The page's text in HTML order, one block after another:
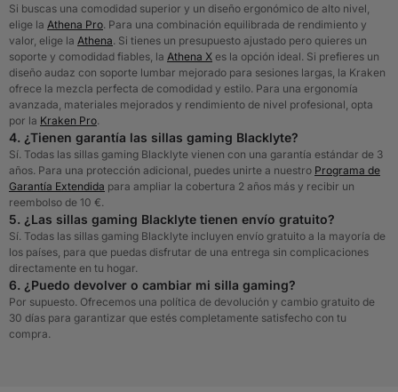
Si buscas una comodidad superior y un diseño ergonómico de alto nivel,
elige la Athena Pro. Para una combinación equilibrada de rendimiento y
valor, elige la Athena. Si tienes un presupuesto ajustado pero quieres un
soporte y comodidad fiables, la Athena X es la opción ideal. Si prefieres un
diseño audaz con soporte lumbar mejorado para sesiones largas, la Kraken
ofrece la mezcla perfecta de comodidad y estilo. Para una ergonomía
avanzada, materiales mejorados y rendimiento de nivel profesional, opta
por la Kraken Pro.
4. ¿Tienen garantía las sillas gaming Blacklyte?
Sí. Todas las sillas gaming Blacklyte vienen con una garantía estándar de 3
años. Para una protección adicional, puedes unirte a nuestro Programa de
Garantía Extendida para ampliar la cobertura 2 años más y recibir un
reembolso de 10 €.
5. ¿Las sillas gaming Blacklyte tienen envío gratuito?
Sí. Todas las sillas gaming Blacklyte incluyen envío gratuito a la mayoría de
los países, para que puedas disfrutar de una entrega sin complicaciones
directamente en tu hogar.
6. ¿Puedo devolver o cambiar mi silla gaming?
Por supuesto. Ofrecemos una política de devolución y cambio gratuito de
30 días para garantizar que estés completamente satisfecho con tu
compra.